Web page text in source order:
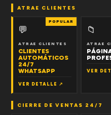
ATRAE CLIENTES
POPULAR
💬
ATRAE CLIENTES
CLIENTES
AUTOMÁTICOS
24/7
WHATSAPP
VER DETALLE ↗
📁
ATRAE
VER
CIERRE DE VENTAS 24/7